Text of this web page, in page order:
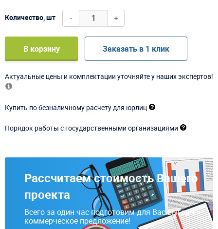
Количество, шт - +
В корзину Заказать в 1 клик
Актуальные цены и комплектации уточняйте у наших экспертов!
Купить по безналичному расчету для юрлиц
Порядок работы с государственными организациями
Рассчитаем стоимость Вашего
проекта
Всего за один час подготовим для Вас выгодное
коммерческое предложение!